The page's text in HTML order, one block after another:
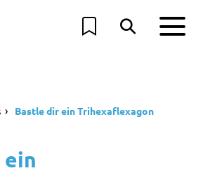
Bastle dir ein Trihexaflexagon